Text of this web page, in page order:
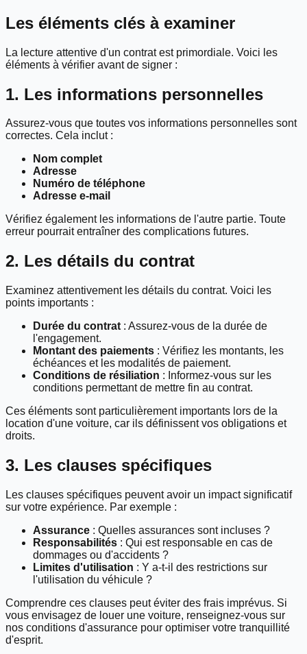
Les éléments clés à examiner
La lecture attentive d'un contrat est primordiale. Voici les
éléments à vérifier avant de signer :
1. Les informations personnelles
Assurez-vous que toutes vos informations personnelles sont
correctes. Cela inclut :
Nom complet
Adresse
Numéro de téléphone
Adresse e-mail
Vérifiez également les informations de l'autre partie. Toute
erreur pourrait entraîner des complications futures.
2. Les détails du contrat
Examinez attentivement les détails du contrat. Voici les
points importants :
Durée du contrat : Assurez-vous de la durée de
l'engagement.
Montant des paiements : Vérifiez les montants, les
échéances et les modalités de paiement.
Conditions de résiliation : Informez-vous sur les
conditions permettant de mettre fin au contrat.
Ces éléments sont particulièrement importants lors de la
location d'une voiture, car ils définissent vos obligations et
droits.
3. Les clauses spécifiques
Les clauses spécifiques peuvent avoir un impact significatif
sur votre expérience. Par exemple :
Assurance : Quelles assurances sont incluses ?
Responsabilités : Qui est responsable en cas de
dommages ou d'accidents ?
Limites d'utilisation : Y a-t-il des restrictions sur
l'utilisation du véhicule ?
Comprendre ces clauses peut éviter des frais imprévus. Si
vous envisagez de louer une voiture, renseignez-vous sur
nos conditions d'assurance pour optimiser votre tranquillité
d'esprit.